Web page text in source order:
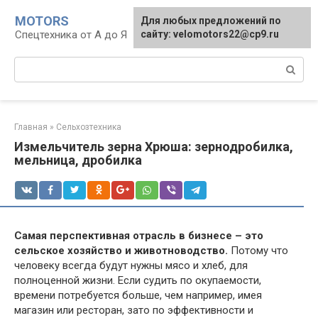
контенту
MOTORS
Спецтехника от А до Я
Главная » Сельхозтехника
Измельчитель зерна Хрюша: зернодробилка,
мельница, дробилка
Самая перспективная отрасль в бизнесе – это
сельское хозяйство и животноводство. Потому что
человеку всегда будут нужны мясо и хлеб, для
полноценной жизни. Если судить по окупаемости,
времени потребуется больше, чем например, имея
магазин или ресторан, зато по эффективности и
Для любых предложений по
сайту: velomotors22@cp9.ru